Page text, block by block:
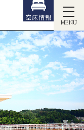
MENU
空床情報